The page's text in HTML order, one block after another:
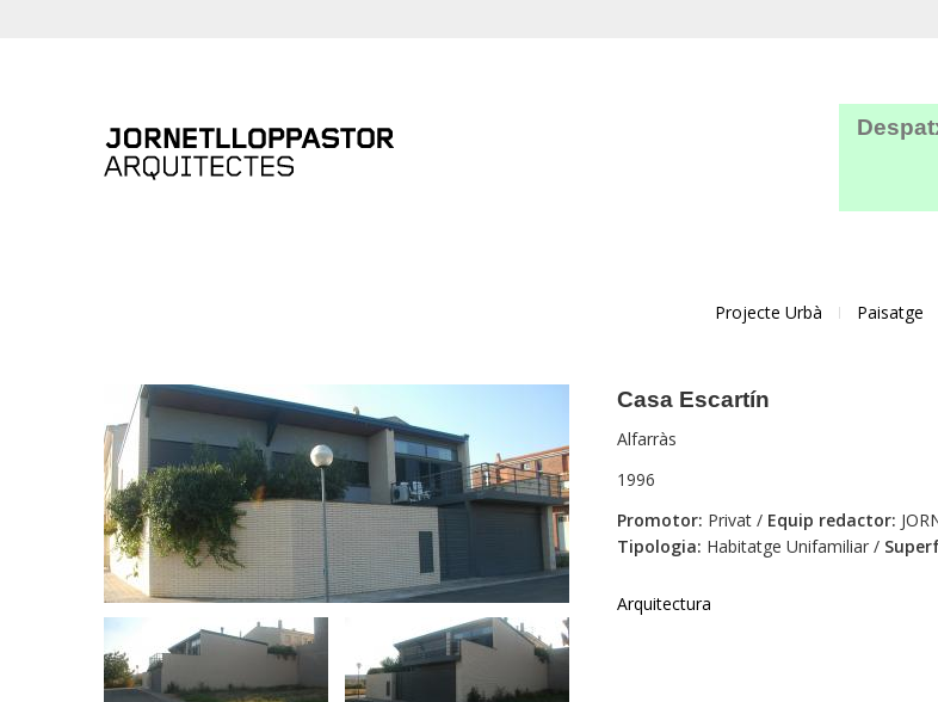
Projecte Urbà Paisatge
Casa Escartín
Alfarràs
1996
Promotor: Privat / Equip redactor:
Tipologia: Habitatge Unifamiliar /
Arquitectura